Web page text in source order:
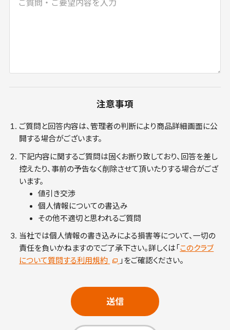
注意事項
ご質問と回答内容は、管理者の判断により商品詳細画面に公
開する場合がございます。
下記内容に関するご質問は固くお断り致しており、回答を差し
控えたり、事前の予告なく削除させて頂いたりする場合がござ
います。
値引き交渉
個人情報についての書込み
その他不適切と思われるご質問
当社では個人情報の書き込みによる損害等について、一切の
責任を負いかねますのでご了承下さい。詳しくは「 このクラブ
について質問する利用規約
」をご確認ください。
送信